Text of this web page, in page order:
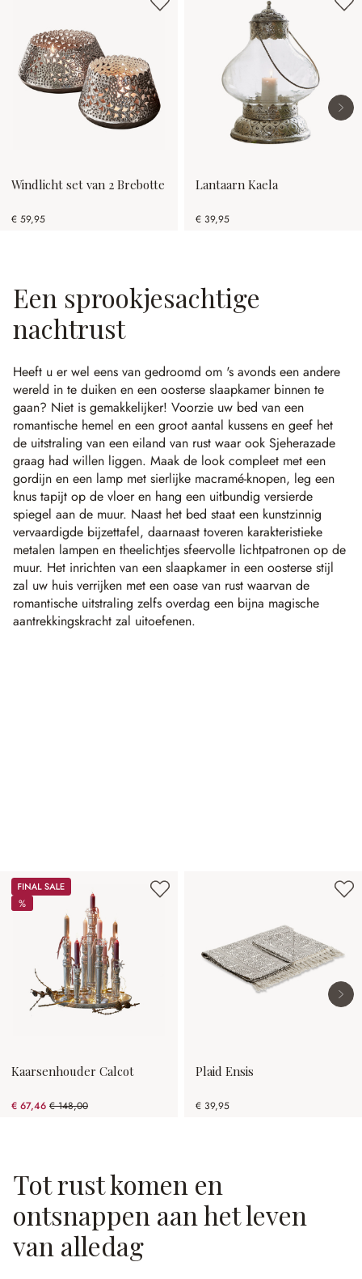
Windlicht set van 2 Brebotte
€ 59,95
Lantaarn Kaela
€ 39,95
Een sprookjesachtige
nachtrust
Heeft u er wel eens van gedroomd om 's avonds een andere
wereld in te duiken en een oosterse slaapkamer binnen te
gaan? Niet is gemakkelijker! Voorzie uw bed van een
romantische hemel en een groot aantal kussens en geef het
de uitstraling van een eiland van rust waar ook Sjeherazade
graag had willen liggen. Maak de look compleet met een
gordijn en een lamp met sierlijke macramé-knopen, leg een
knus tapijt op de vloer en hang een uitbundig versierde
spiegel aan de muur. Naast het bed staat een kunstzinnig
vervaardigde bijzettafel, daarnaast toveren karakteristieke
metalen lampen en theelichtjes sfeervolle lichtpatronen op de
muur. Het inrichten van een slaapkamer in een oosterse stijl
zal uw huis verrijken met een oase van rust waarvan de
romantische uitstraling zelfs overdag een bijna magische
aantrekkingskracht zal uitoefenen.
Productgalerij overslaan
Sale
%
%
Kaarsenhouder Calcot
€ 67,46 € 148,00
(54.42% gespart)
Plaid Ensis
€ 39,95
Tot rust komen en
ontsnappen aan het leven
van alledag